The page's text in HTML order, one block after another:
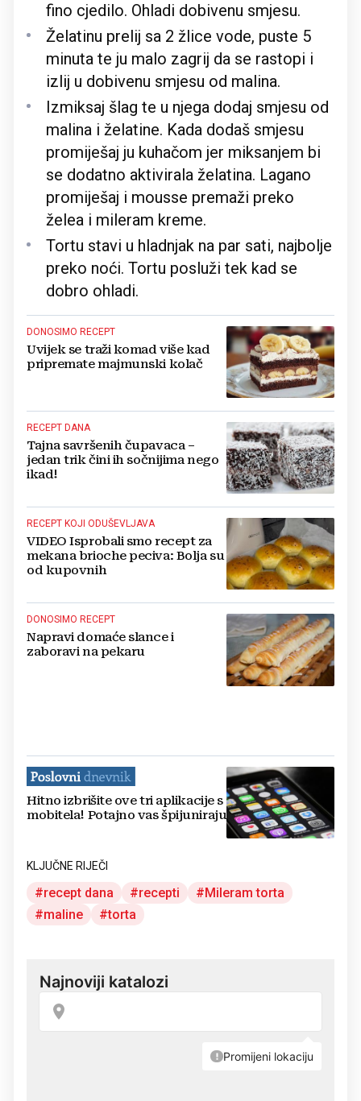
fino cjedilo. Ohladi dobivenu smjesu.
Želatinu prelij sa 2 žlice vode, puste 5
minuta te ju malo zagrij da se rastopi i
izlij u dobivenu smjesu od malina.
Izmiksaj šlag te u njega dodaj smjesu od
malina i želatine. Kada dodaš smjesu
promiješaj ju kuhačom jer miksanjem bi
se dodatno aktivirala želatina. Lagano
promiješaj i mousse premaži preko
želea i mileram kreme.
Tortu stavi u hladnjak na par sati, najbolje
preko noći. Tortu posluži tek kad se
dobro ohladi.
DONOSIMO RECEPT
Uvijek se traži komad više kad
pripremate majmunski kolač
RECEPT DANA
Tajna savršenih čupavaca –
jedan trik čini ih sočnijima nego
ikad!
RECEPT KOJI ODUŠEVLJAVA
VIDEO Isprobali smo recept za
mekana brioche peciva: Bolja su
od kupovnih
DONOSIMO RECEPT
Napravi domaće slance i
zaboravi na pekaru
Hitno izbrišite ove tri aplikacije s
mobitela! Potajno vas špijuniraju
KLJUČNE RIJEČI
recept dana recepti
Mileram torta
maline
torta